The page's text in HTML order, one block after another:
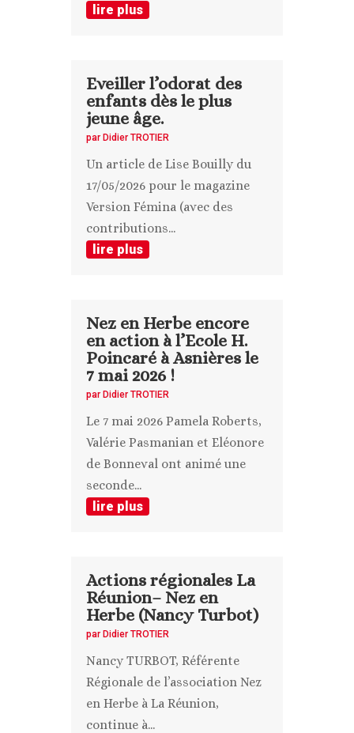
lire plus
Eveiller l’odorat des
enfants dès le plus
jeune âge.
par Didier TROTIER
Un article de Lise Bouilly du
17/05/2026 pour le magazine
Version Fémina (avec des
contributions...
lire plus
Nez en Herbe encore
en action à l’Ecole H.
Poincaré à Asnières le
7 mai 2026 !
par Didier TROTIER
Le 7 mai 2026 Pamela Roberts,
Valérie Pasmanian et Eléonore
de Bonneval ont animé une
seconde...
lire plus
Actions régionales La
Réunion– Nez en
Herbe (Nancy Turbot)
par Didier TROTIER
Nancy TURBOT, Référente
Régionale de l’association Nez
en Herbe à La Réunion,
continue à...